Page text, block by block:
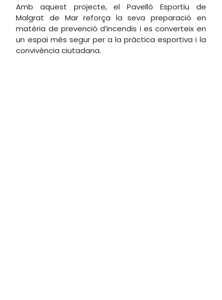
Amb aquest projecte, el Pavelló Esportiu de
Malgrat de Mar reforça la seva preparació en
matèria de prevenció d’incendis i es converteix en
un espai més segur per a la pràctica esportiva i la
convivència ciutadana.